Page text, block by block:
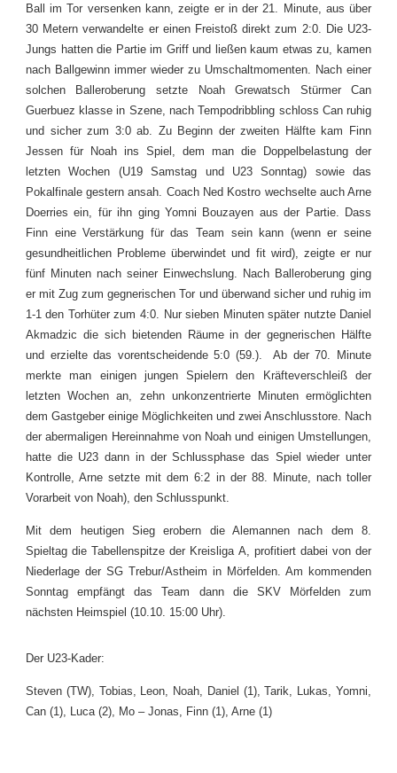
Ball im Tor versenken kann, zeigte er in der 21. Minute, aus über
30 Metern verwandelte er einen Freistoß direkt zum 2:0. Die U23-
Jungs hatten die Partie im Griff und ließen kaum etwas zu, kamen
nach Ballgewinn immer wieder zu Umschaltmomenten. Nach einer
solchen Balleroberung setzte Noah Grewatsch Stürmer Can
Guerbuez klasse in Szene, nach Tempodribbling schloss Can ruhig
und sicher zum 3:0 ab. Zu Beginn der zweiten Hälfte kam Finn
Jessen für Noah ins Spiel, dem man die Doppelbelastung der
letzten Wochen (U19 Samstag und U23 Sonntag) sowie das
Pokalfinale gestern ansah. Coach Ned Kostro wechselte auch Arne
Doerries ein, für ihn ging Yomni Bouzayen aus der Partie. Dass
Finn eine Verstärkung für das Team sein kann (wenn er seine
gesundheitlichen Probleme überwindet und fit wird), zeigte er nur
fünf Minuten nach seiner Einwechslung. Nach Balleroberung ging
er mit Zug zum gegnerischen Tor und überwand sicher und ruhig im
1-1 den Torhüter zum 4:0. Nur sieben Minuten später nutzte Daniel
Akmadzic die sich bietenden Räume in der gegnerischen Hälfte
und erzielte das vorentscheidende 5:0 (59.). Ab der 70. Minute
merkte man einigen jungen Spielern den Kräfteverschleiß der
letzten Wochen an, zehn unkonzentrierte Minuten ermöglichten
dem Gastgeber einige Möglichkeiten und zwei Anschlusstore. Nach
der abermaligen Hereinnahme von Noah und einigen Umstellungen,
hatte die U23 dann in der Schlussphase das Spiel wieder unter
Kontrolle, Arne setzte mit dem 6:2 in der 88. Minute, nach toller
Vorarbeit von Noah), den Schlusspunkt.
Mit dem heutigen Sieg erobern die Alemannen nach dem 8.
Spieltag die Tabellenspitze der Kreisliga A, profitiert dabei von der
Niederlage der SG Trebur/Astheim in Mörfelden. Am kommenden
Sonntag empfängt das Team dann die SKV Mörfelden zum
nächsten Heimspiel (10.10. 15:00 Uhr).
Der U23-Kader:
Steven (TW), Tobias, Leon, Noah, Daniel (1), Tarik, Lukas, Yomni,
Can (1), Luca (2), Mo – Jonas, Finn (1), Arne (1)